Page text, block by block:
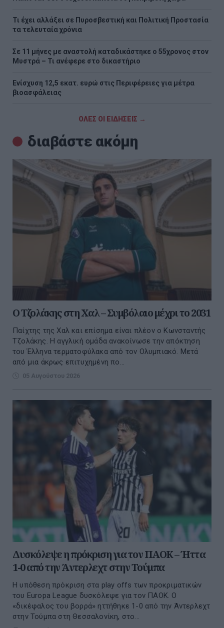
Τι έχει αλλάξει σε Πυροσβεστική και Πολιτική Προστασία
τα τελευταία χρόνια
Σε 11 μήνες με αναστολή καταδικάστηκε ο 55χρονος στον
Μυστρά – Τι ανέφερε στο δικαστήριο
Ενίσχυση 12,5 εκατ. ευρώ στις Περιφέρειες για μέτρα
βιοασφάλειας
ΟΛΕΣ ΟΙ ΕΙΔΗΣΕΙΣ →
διαβάστε ακόμη
Ο Τζολάκης στη Χαλ – Συμβόλαιο μέχρι το 2031
Παίχτης της Χαλ και επίσημα είναι πλέον ο Κωνσταντής
Τζολάκης. Η αγγλική ομάδα ανακοίνωσε την απόκτηση
του Έλληνα τερματοφύλακα από τον Ολυμπιακό. Μετά
από μια άκρως επιτυχημένη πο...
05 Αυγούστου 2026
Δυσκόλεψε η πρόκριση για τον ΠΑΟΚ – Ήττα
1-0 από την Άντερλεχτ στην Τούμπα
Η υπόθεση πρόκριση στα play offs των προκριματικών
του Europa League δυσκόλεψε για τον ΠΑΟΚ. Ο
«δικέφαλος του βορρά» ηττήθηκε 1-0 από την Άντερλεχτ
στην Τούμπα στη Θεσσαλονίκη, στο...